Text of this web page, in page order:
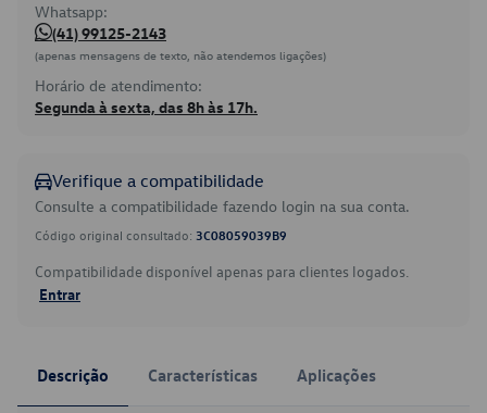
Whatsapp:
(41) 99125-2143
(apenas mensagens de texto, não atendemos ligações)
Horário de atendimento:
Segunda à sexta, das 8h às 17h.
Verifique a compatibilidade
Consulte a compatibilidade fazendo login na sua conta.
Código original consultado: 3C08059039B9
Compatibilidade disponível apenas para clientes logados.
Entrar
Descrição Características Aplicações